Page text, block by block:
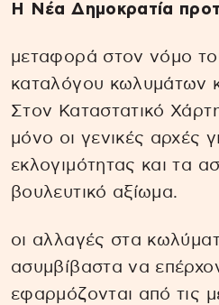
Η Νέα Δημοκρατία
μεταφορά στον νόμο
καταλόγου κωλυμάτων
Στον Καταστατικό
μόνο οι γενικές αρχές
εκλογιμότητας και τα
βουλευτικό αξίωμα.
οι αλλαγές στα
ασυμβίβαστα να
εφαρμόζονται από τις